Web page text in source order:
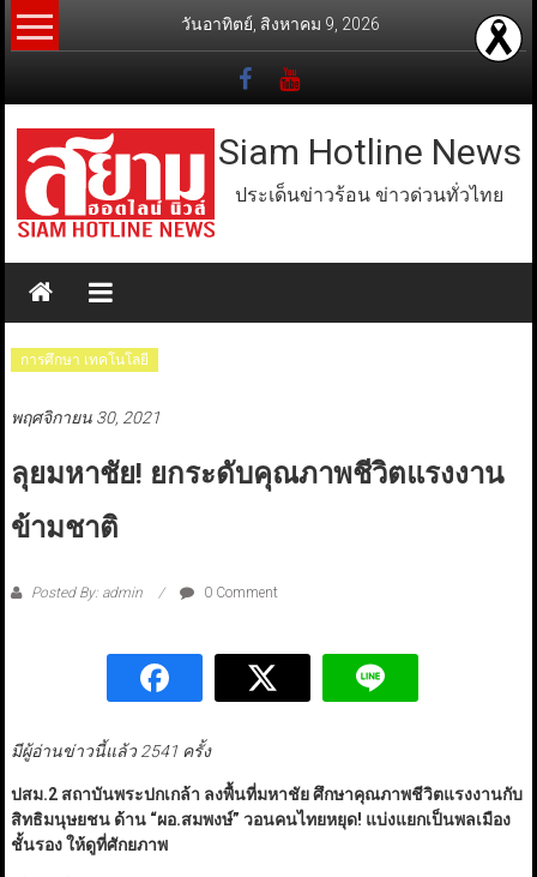
Skip
to
วันอาทิตย์, สิงหาคม 9, 2026
Siam Hotline News
ประเด็นข่าวร้อน ข่าวด่วนทั่วไทย
การศึกษา เทคโนโลยี
พฤศจิกายน 30, 2021
ลุยมหาชัย! ยกระดับคุณภาพชีวิตแรงงาน
ข้ามชาติ
Posted By: admin 0 Comment
มีผู้อ่านข่าวนี้แล้ว 2541 ครั้ง
ปสม.2สถาบันพระปกเกล้า ลงพื้นที่มหาชัย ศึกษาคุณภาพชีวิตแรงงานกับ
สิทธิมนุษยชน ด้าน “ผอ.สมพงษ์” วอนคนไทยหยุด! แบ่งแยกเป็นพลเมือง
ชั้นรอง ให้ดูที่ศักยภาพ